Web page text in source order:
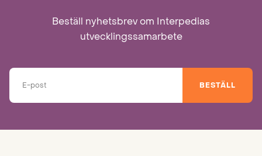
Beställ nyhetsbrev om Interpedias
utvecklingssamarbete
BESTÄLL